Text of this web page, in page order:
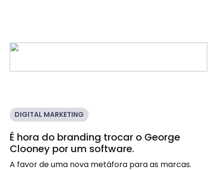
DIGITAL MARKETING
É hora do branding trocar o George
Clooney por um software.
A favor de uma nova metáfora para as marcas.